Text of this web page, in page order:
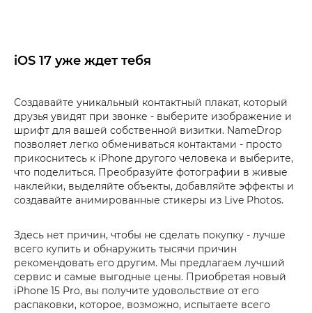
iOS 17 уже ждет тебя
Создавайте уникальный контактный плакат, который
друзья увидят при звонке - выберите изображение и
шрифт для вашей собственной визитки. NameDrop
позволяет легко обмениваться контактами - просто
прикоснитесь к iPhone другого человека и выберите,
что поделиться. Преобразуйте фотографии в живые
наклейки, выделяйте объекты, добавляйте эффекты и
создавайте анимированные стикеры из Live Photos.
Здесь нет причин, чтобы не сделать покупку - лучше
всего купить и обнаружить тысячи причин
рекомендовать его другим. Мы предлагаем лучший
сервис и самые выгодные цены. Приобретая новый
iPhone 15 Pro, вы получите удовольствие от его
распаковки, которое, возможно, испытаете всего